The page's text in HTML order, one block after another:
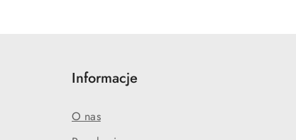
Informacje
O nas